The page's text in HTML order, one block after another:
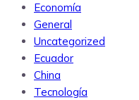
Economía
General
Uncategorized
Ecuador
China
Tecnología